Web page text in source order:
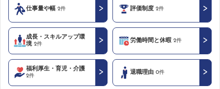
仕事量や幅 2件 評価制度 2件
成長・スキルアップ環
境 2件
労働時間と休暇 2件
福利厚生・育児・介護
2件
退職理由 0件